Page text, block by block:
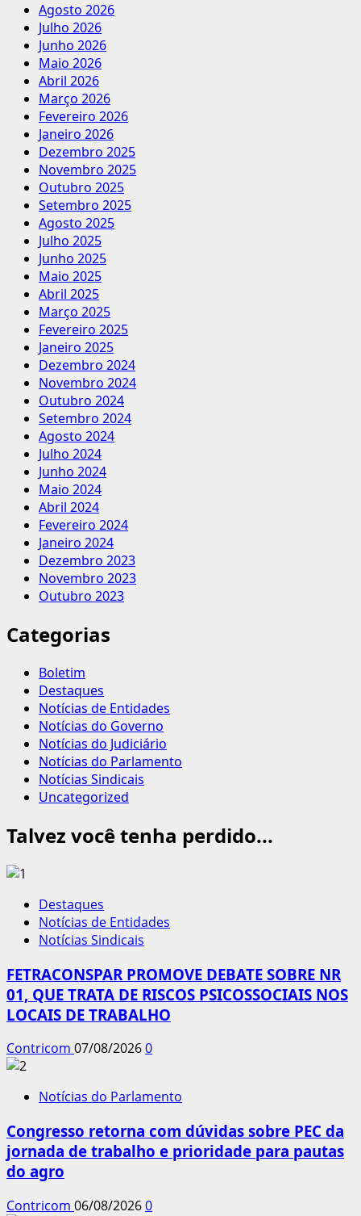
Agosto 2026
Julho 2026
Junho 2026
Maio 2026
Abril 2026
Março 2026
Fevereiro 2026
Janeiro 2026
Dezembro 2025
Novembro 2025
Outubro 2025
Setembro 2025
Agosto 2025
Julho 2025
Junho 2025
Maio 2025
Abril 2025
Março 2025
Fevereiro 2025
Janeiro 2025
Dezembro 2024
Novembro 2024
Outubro 2024
Setembro 2024
Agosto 2024
Julho 2024
Junho 2024
Maio 2024
Abril 2024
Fevereiro 2024
Janeiro 2024
Dezembro 2023
Novembro 2023
Outubro 2023
Categorias
Boletim
Destaques
Notícias de Entidades
Notícias do Governo
Notícias do Judiciário
Notícias do Parlamento
Notícias Sindicais
Uncategorized
Talvez você tenha perdido...
Destaques
Notícias de Entidades
Notícias Sindicais
FETRACONSPAR PROMOVE DEBATE SOBRE NR
01, QUE TRATA DE RISCOS PSICOSSOCIAIS NOS
LOCAIS DE TRABALHO
Contricom 07/08/20260
Notícias do Parlamento
Congresso retorna com dúvidas sobre PEC da
jornada de trabalho e prioridade para pautas
do agro
Contricom 06/08/20260